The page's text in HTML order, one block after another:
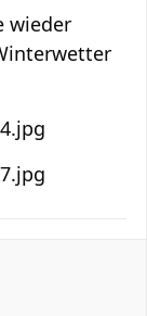
wieder